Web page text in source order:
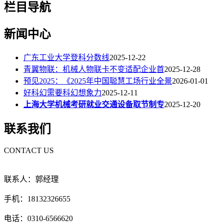
栏目导航
新闻中心
广东工业大学登科分数线2025-12-22
青翼物联：机械人物联卡不变适配企业首2025-12-28
预见2025：《2025年中国聪慧工场行业全景2026-01-01
好科幻需要科幻想象力2025-12-11
上海大学机械考研就业交通设备取节制专2025-12-20
联系我们
CONTACT US
联系人：郭经理
手机：18132326655
电话：0310-6566620